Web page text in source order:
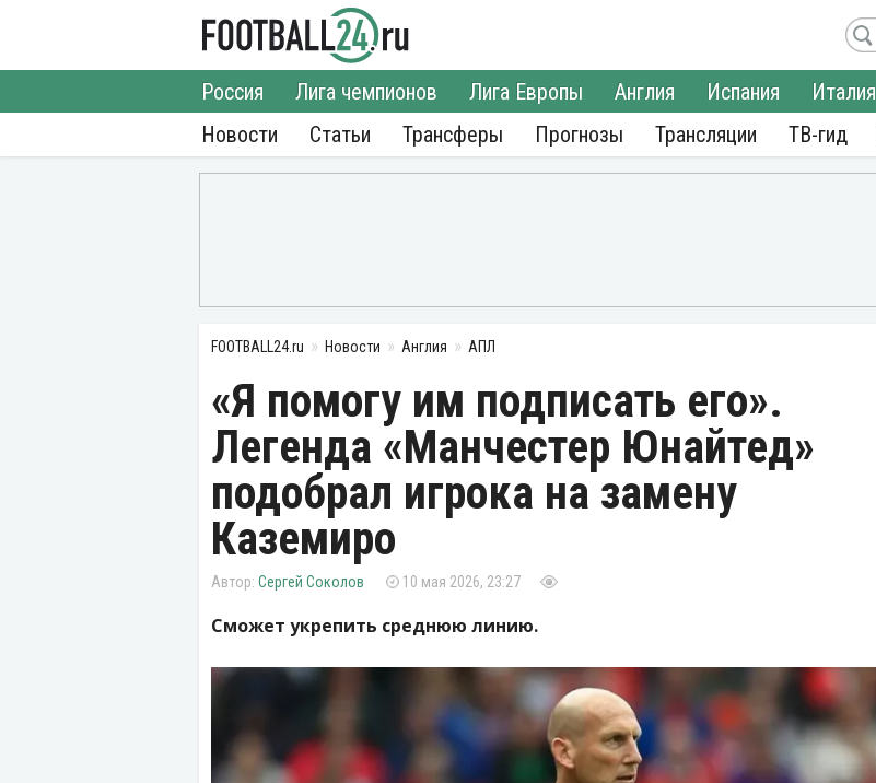
Новости
Россия Лига чемпионов Лига Европы Англия Испания Италия
Статьи
Трансферы Прогнозы Трансляции ТВ-гид
FOOTBALL24.ru Новости Англия АПЛ
«Я помогу им подписать его».
Легенда «Манчестер Юнайтед»
подобрал игрока на замену
Каземиро
Сергей Соколов 10 мая 2026, 23:27
Сможет укрепить среднюю линию.